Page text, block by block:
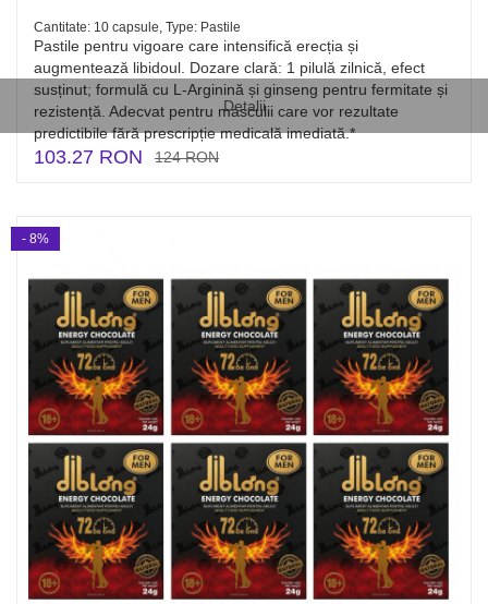
Detalii
Cantitate: 10 capsule, Type: Pastile
Pastile pentru vigoare care intensifică erecția și
augmentează libidoul. Dozare clară: 1 pilulă zilnică, efect
susținut; formulă cu L-Arginină și ginseng pentru fermitate și
rezistență. Adecvat pentru masculii care vor rezultate
predictibile fără prescripție medicală imediată.*
103.27 RON 124 RON
- 8%